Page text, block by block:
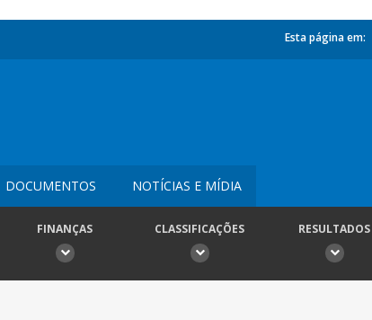
Esta página em:
DOCUMENTOS NOTÍCIAS E MÍDIA
FINANÇAS CLASSIFICAÇÕES RESULTADOS